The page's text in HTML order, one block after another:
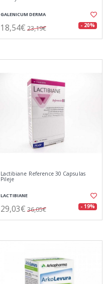
GALENICUM DERMA
18,54€ 23,19€ - 20%
Lactibiane Reference 30 Capsulas
Pileje
LACTIBIANE
29,03€ 36,05€ - 19%